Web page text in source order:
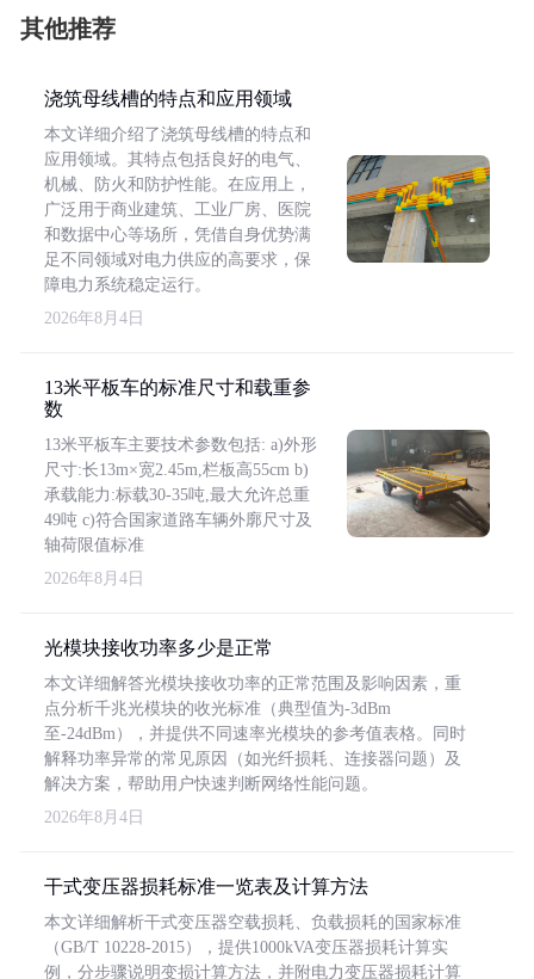
其他推荐
浇筑母线槽的特点和应用领域
本文详细介绍了浇筑母线槽的特点和
应用领域。其特点包括良好的电气、
机械、防火和防护性能。在应用上，
广泛用于商业建筑、工业厂房、医院
和数据中心等场所，凭借自身优势满
足不同领域对电力供应的高要求，保
障电力系统稳定运行。
2026年8月4日
13米平板车的标准尺寸和载重参
数
13米平板车主要技术参数包括: a)外形
尺寸:长13m×宽2.45m,栏板高55cm b)
承载能力:标载30-35吨,最大允许总重
49吨 c)符合国家道路车辆外廓尺寸及
轴荷限值标准
2026年8月4日
光模块接收功率多少是正常
本文详细解答光模块接收功率的正常范围及影响因素，重
点分析千兆光模块的收光标准（典型值为-3dBm
至-24dBm），并提供不同速率光模块的参考值表格。同时
解释功率异常的常见原因（如光纤损耗、连接器问题）及
解决方案，帮助用户快速判断网络性能问题。
2026年8月4日
干式变压器损耗标准一览表及计算方法
本文详细解析干式变压器空载损耗、负载损耗的国家标准
（GB/T 10228-2015），提供1000kVA变压器损耗计算实
例，分步骤说明变损计算方法，并附电力变压器损耗计算